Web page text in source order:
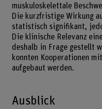
muskuloskelettale
Die kurzfristige Wirkung
statistisch signifikant,
Die klinische Relevanz
deshalb in Frage gestellt
konnten Kooperationen
aufgebaut werden.
Ausblick